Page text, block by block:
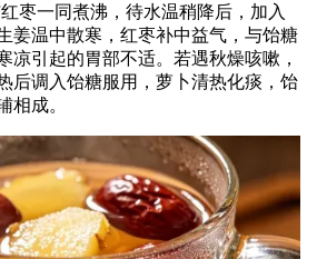
枣一同煮沸，待水温稍降后，加入
姜温中散寒，红枣补中益气，与饴糖
凉引起的胃部不适。若遇秋燥咳嗽，
后调入饴糖服用，萝卜清热化痰，饴
相成。